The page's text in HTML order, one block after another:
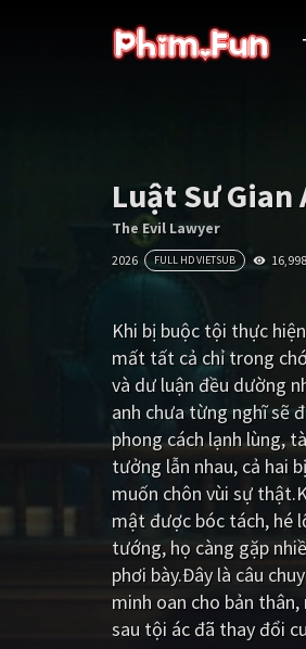
Luật Sư Gian
The Evil Lawyer
2026 FULL HD VIETSUB 16,998
Khi bị buộc tội thực
mất tất cả chỉ trong
và dư luận đều dường
anh chưa từng nghĩ sẽ
phong cách lạnh lùng,
tưởng lẫn nhau, cả hai
muốn chôn vùi sự
mật được bóc tách, hé
tướng, họ càng gặp
phơi bày.Đây là câu
minh oan cho bản
sau tội ác đã thay đổi